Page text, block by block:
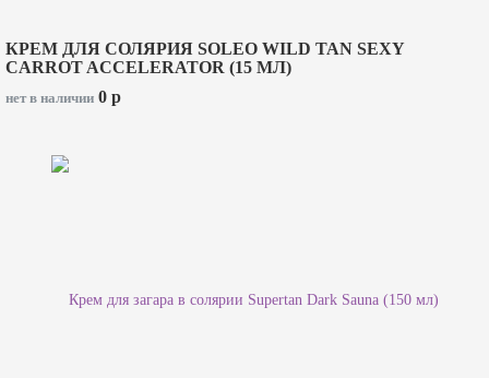
КРЕМ ДЛЯ СОЛЯРИЯ SOLEO WILD TAN SEXY
CARROT ACCELERATOR (15 МЛ)
нет в наличии 0 p